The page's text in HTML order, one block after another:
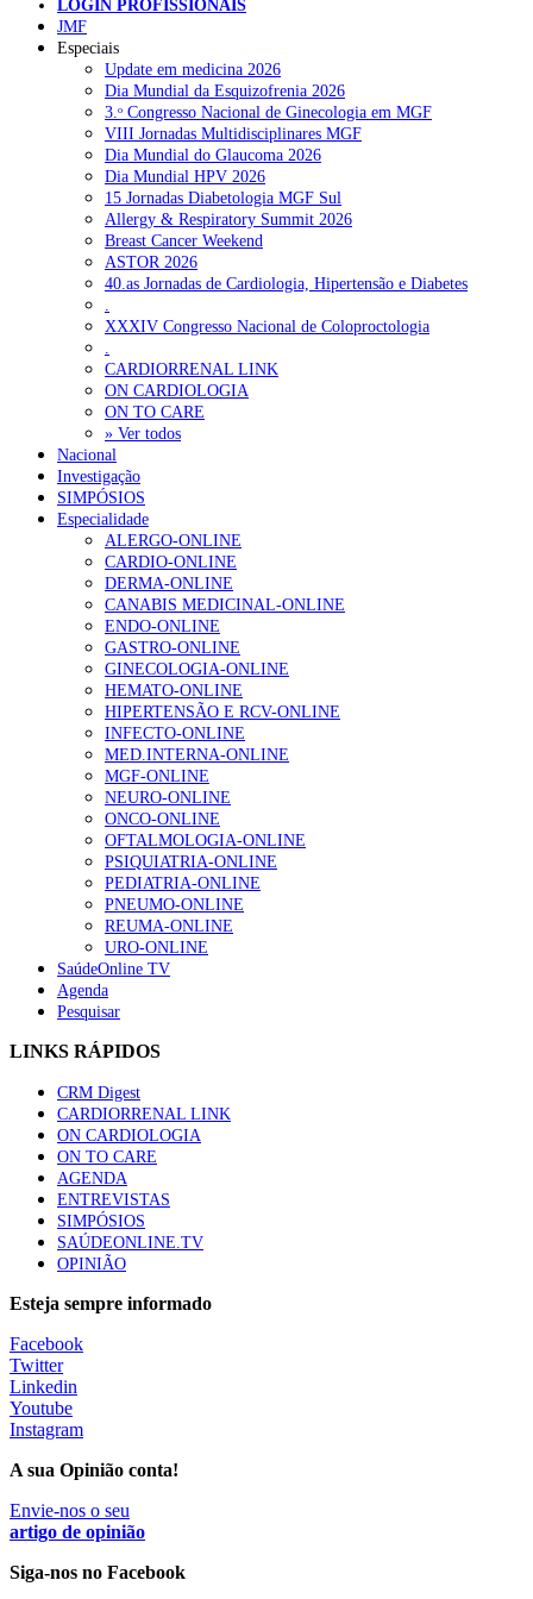
NOTÍCIAS RECENTES
Quase 11.900 jovens recorreram aos cheques psicólogo e
nutricionista no primeiro mês 7 de Agosto, 2026
ULS de Coimbra estreia cirurgia endoscópica do ouvido com
apoio robótico em Portugal 7 de Agosto, 2026
Enfermeiros exigem esclarecimentos sobre eventual gestão
privada da ULS do Algarve
Ordem dos Médicos alerta para riscos no novo sistema de acesso
a consultas e cirurgias 7 de Agosto, 2026
Portugal está a formar os médicos de que precisa?
2026
NOTÍCIAS MAIS LIDAS
Enfermagem Forense. “Da urgência ao tribunal, cada
gesto conta e cada profissional faz a diferença”
203 visualizações
1.º Episódio do Podcast “Frequência Cardio – Sintoniza-
te na Insuficiência Cardíaca” da Bayer
202 visualizações
Alguns milhares de utentes podem ficar sem médico de
família com nova regras do registo, alerta associação
160 visualizações
“Os programas de rastreio do cancro do pulmão são
custo-efetivos e representam um investimento
sustentável para os sistemas de saúde”
94 visualizações
Quase quatro em cada dez doentes com enfarte
apresentavam níveis elevados de Lp(a), revela estudo
88 visualizações
Trodelvy aprovado para primeira linha no cancro da
mama triplo negativo metastático em doentes não
elegíveis para inibidores PD-(L)1
61 visualizações
MAIS NOTÍCIAS
Quase 11.900 jovens recorreram aos cheques psicólogo e
nutricionista no primeiro mês
7 Ago, 2026|0 Comments
ULS de Coimbra estreia cirurgia endoscópica do ouvido com
apoio robótico em Portugal
LOGIN PROFISSIONAIS
JMF
Especiais
Update em medicina 2026
Dia Mundial da Esquizofrenia 2026
3.ᵒ Congresso Nacional de Ginecologia em MGF
VIII Jornadas Multidisciplinares MGF
Dia Mundial do Glaucoma 2026
Dia Mundial HPV 2026
15 Jornadas Diabetologia MGF Sul
Allergy & Respiratory Summit 2026
Breast Cancer Weekend
ASTOR 2026
40.as Jornadas de Cardiologia, Hipertensão e Diabetes
.
XXXIV Congresso Nacional de Coloproctologia
.
CARDIORRENAL LINK
ON CARDIOLOGIA
ON TO CARE
» Ver todos
Nacional
Investigação
SIMPÓSIOS
Especialidade
ALERGO-ONLINE
CARDIO-ONLINE
DERMA-ONLINE
CANABIS MEDICINAL-ONLINE
ENDO-ONLINE
GASTRO-ONLINE
GINECOLOGIA-ONLINE
HEMATO-ONLINE
HIPERTENSÃO E RCV-ONLINE
INFECTO-ONLINE
MED.INTERNA-ONLINE
MGF-ONLINE
NEURO-ONLINE
ONCO-ONLINE
OFTALMOLOGIA-ONLINE
PSIQUIATRIA-ONLINE
PEDIATRIA-ONLINE
PNEUMO-ONLINE
REUMA-ONLINE
URO-ONLINE
SaúdeOnline TV
Agenda
Pesquisar
LINKS RÁPIDOS
CRM Digest
CARDIORRENAL LINK
ON CARDIOLOGIA
ON TO CARE
AGENDA
ENTREVISTAS
SIMPÓSIOS
SAÚDEONLINE.TV
OPINIÃO
Esteja sempre informado
Facebook
Twitter
Linkedin
Youtube
Instagram
A sua Opinião conta!
Envie-nos o seu
artigo de opinião
Siga-nos no Facebook